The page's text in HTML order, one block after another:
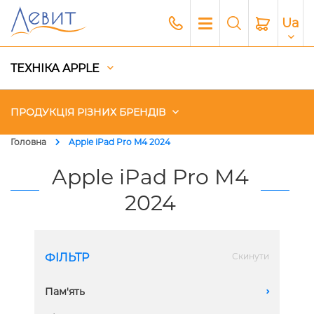
Ua
ТЕХНІКА APPLE
ПРОДУКЦІЯ РІЗНИХ БРЕНДІВ
Головна Apple iPad Pro M4 2024
Apple iPad Pro M4
2024
ФІЛЬТР Скинути
Пам'ять A